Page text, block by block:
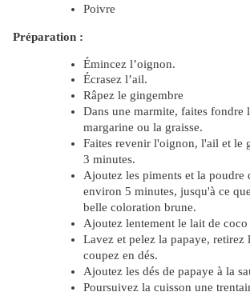
Poivre
Préparation :
Émincez l’oignon.
Écrasez l’ail.
Râpez le gingembre
Dans une marmite, faites fondre
margarine ou la graisse.
Faites revenir l'oignon, l'ail et le
3 minutes.
Ajoutez les piments et la poudre
environ 5 minutes, jusqu'à ce
belle coloration brune.
Ajoutez lentement le lait de coco
Lavez et pelez la papaye, retirez
coupez en dés.
Ajoutez les dés de papaye à la
Poursuivez la cuisson une